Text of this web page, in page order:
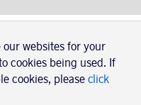
8499, SE-195 87
our websites for your
cookies being used. If
cookies, please click